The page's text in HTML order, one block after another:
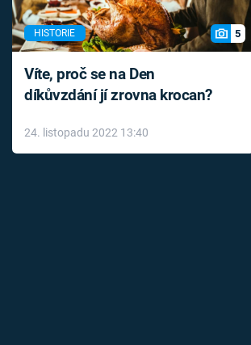
HISTORIE 5
Víte, proč se na Den
díkůvzdání jí zrovna krocan?
24. listopadu 2022 13:40